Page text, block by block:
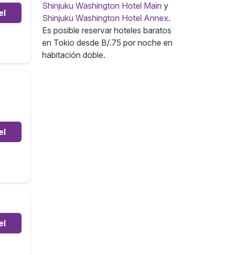
Shinjuku Washington Hotel Main y
Shinjuku Washington Hotel Annex.
Es posible reservar hoteles baratos
en Tokio desde B/.75 por noche en
habitación doble.